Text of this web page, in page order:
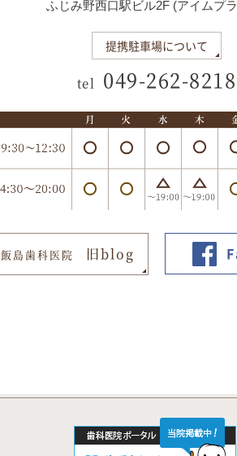
ふじみ野西口駅ビル2F (アイムプ
提携駐車場について
tel 049-262-8218
飯島歯科医院 旧blog